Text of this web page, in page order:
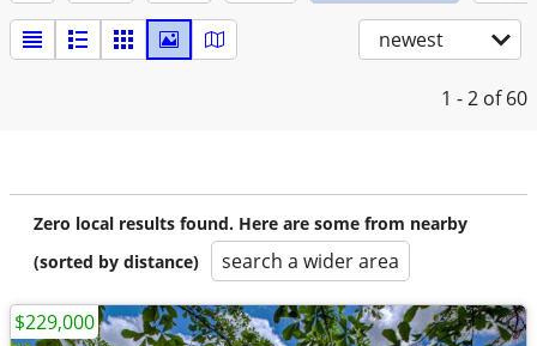
newest
1 - 2 of 60
Zero local results found. Here are some from nearby
(sorted by distance)
search a wider area
$229,000